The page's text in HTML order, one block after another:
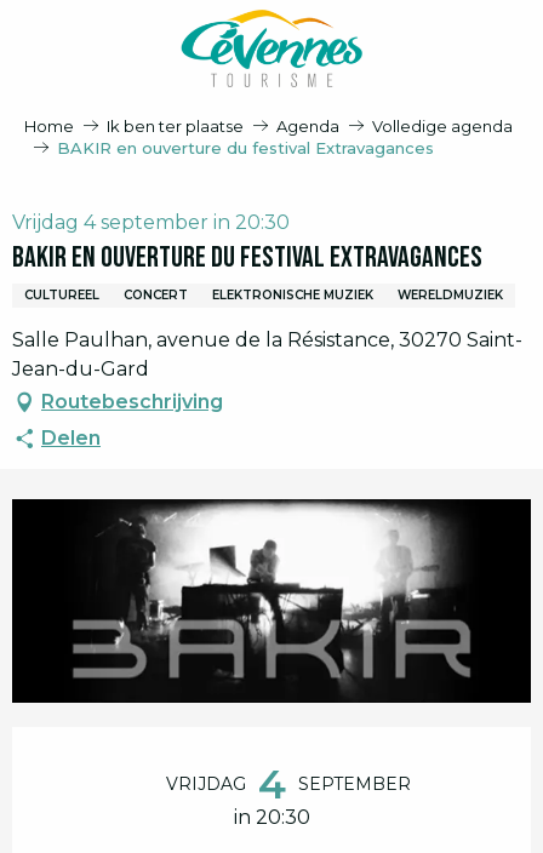
Home Ik ben ter plaatse Agenda
Volledige agenda
BAKIR en ouverture du festival Extravagances
Vrijdag 4 september in 20:30
BAKIR en ouverture du festival Extravagances
CULTUREEL CONCERT ELEKTRONISCHE MUZIEK WERELDMUZIEK
Salle Paulhan, avenue de la Résistance, 30270 Saint-
Jean-du-Gard
Routebeschrijving
Delen
VRIJDAG 4 SEPTEMBER
in 20:30